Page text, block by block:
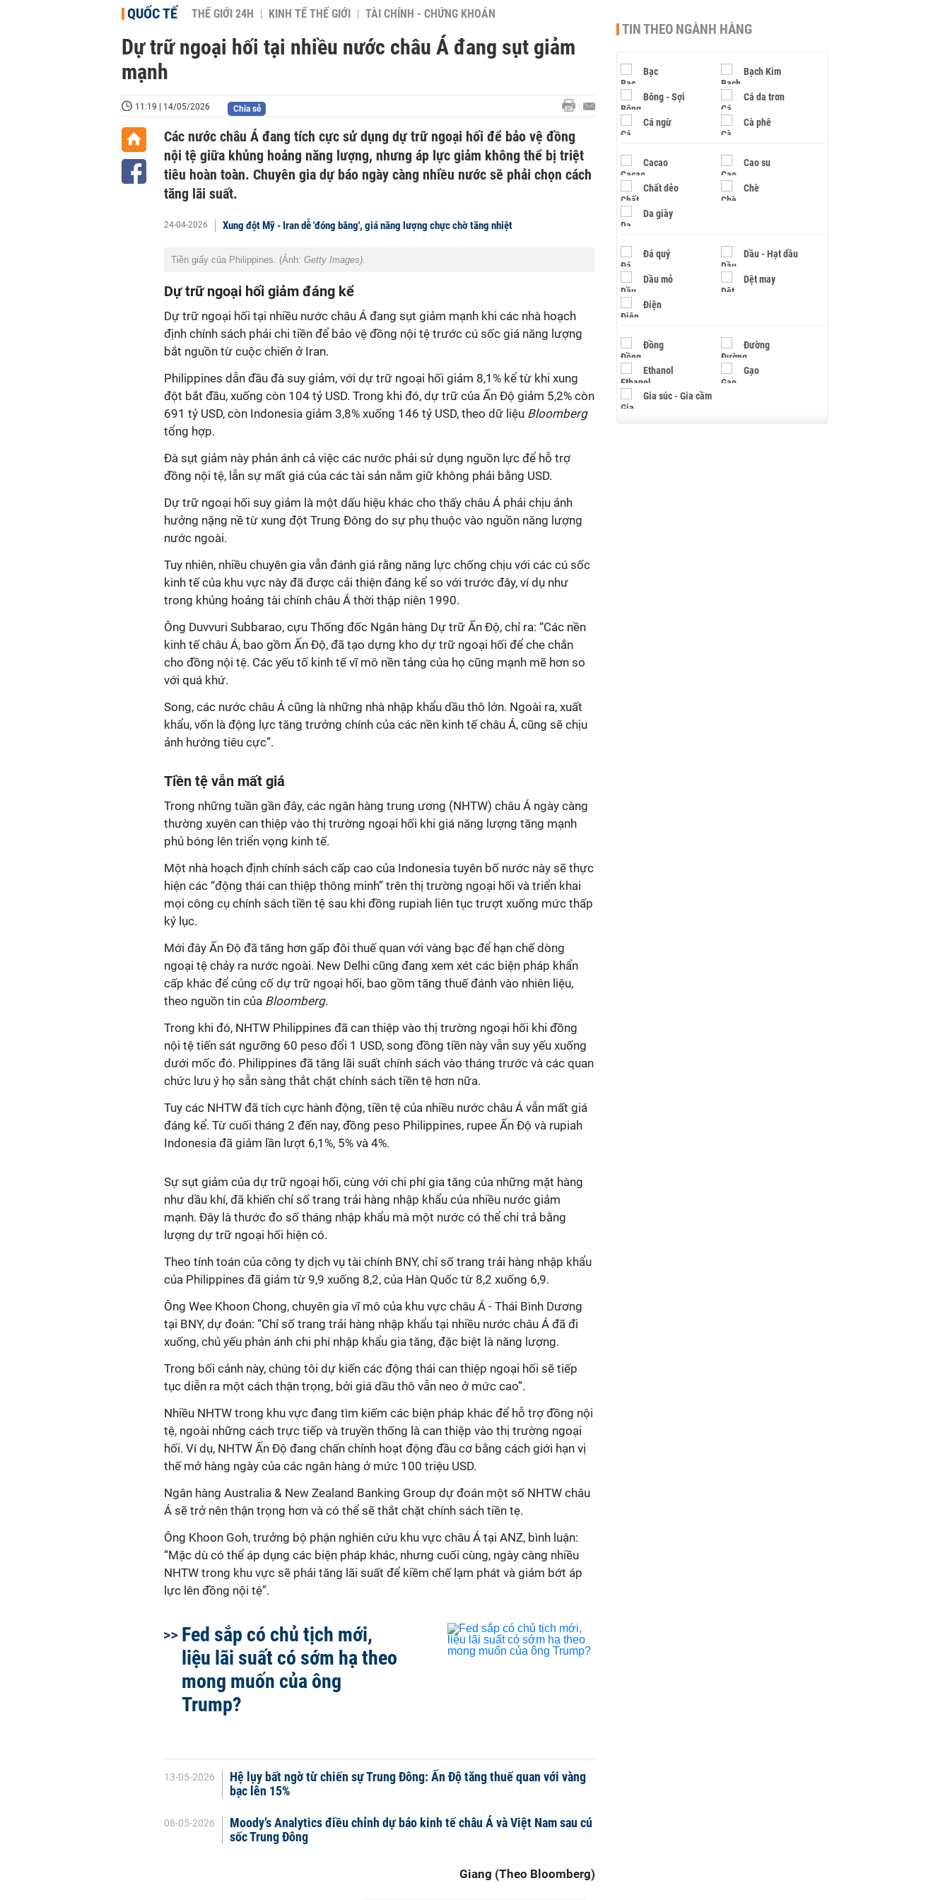
QUỐC TẾ THẾ GIỚI 24H KINH TẾ THẾ GIỚI TÀI CHÍNH - CHỨNG KHOÁN
Dự trữ ngoại hối tại nhiều nước châu Á đang sụt giảm
mạnh
11:19 | 14/05/2026 Chia sẻ
Các nước châu Á đang tích cực sử dụng dự trữ ngoại hối để bảo vệ đồng
nội tệ giữa khủng hoảng năng lượng, nhưng áp lực giảm không thể bị triệt
tiêu hoàn toàn. Chuyên gia dự báo ngày càng nhiều nước sẽ phải chọn cách
tăng lãi suất.
24-04-2026 Xung đột Mỹ - Iran dễ 'đóng băng', giá năng lượng chực chờ tăng nhiệt
Tiền giấy của Philippines. (Ảnh: Getty Images).
Dự trữ ngoại hối giảm đáng kể
Dự trữ ngoại hối tại nhiều nước châu Á đang sụt giảm mạnh khi các nhà hoạch
định chính sách phải chi tiền để bảo vệ đồng nội tệ trước cú sốc giá năng lượng
bắt nguồn từ cuộc chiến ở Iran.
Philippines dẫn đầu đà suy giảm, với dự trữ ngoại hối giảm 8,1% kể từ khi xung
đột bắt đầu, xuống còn 104 tỷ USD. Trong khi đó, dự trữ của Ấn Độ giảm 5,2% còn
691 tỷ USD, còn Indonesia giảm 3,8% xuống 146 tỷ USD, theo dữ liệu Bloomberg
tổng hợp.
Đà sụt giảm này phản ánh cả việc các nước phải sử dụng nguồn lực để hỗ trợ
đồng nội tệ, lẫn sự mất giá của các tài sản nắm giữ không phải bằng USD.
Dự trữ ngoại hối suy giảm là một dấu hiệu khác cho thấy châu Á phải chịu ảnh
hưởng nặng nề từ xung đột Trung Đông do sự phụ thuộc vào nguồn năng lượng
nước ngoài.
Tuy nhiên, nhiều chuyên gia vẫn đánh giá rằng năng lực chống chịu với các cú sốc
kinh tế của khu vực này đã được cải thiện đáng kể so với trước đây, ví dụ như
trong khủng hoảng tài chính châu Á thời thập niên 1990.
Ông Duvvuri Subbarao, cựu Thống đốc Ngân hàng Dự trữ Ấn Độ, chỉ ra: “Các nền
kinh tế châu Á, bao gồm Ấn Độ, đã tạo dựng kho dự trữ ngoại hối để che chắn
cho đồng nội tệ. Các yếu tố kinh tế vĩ mô nền tảng của họ cũng mạnh mẽ hơn so
với quá khứ.
Song, các nước châu Á cũng là những nhà nhập khẩu dầu thô lớn. Ngoài ra, xuất
khẩu, vốn là động lực tăng trưởng chính của các nền kinh tế châu Á, cũng sẽ chịu
ảnh hưởng tiêu cực”.
Tiền tệ vẫn mất giá
Trong những tuần gần đây, các ngân hàng trung ương (NHTW) châu Á ngày càng
thường xuyên can thiệp vào thị trường ngoại hối khi giá năng lượng tăng mạnh
phủ bóng lên triển vọng kinh tế.
Một nhà hoạch định chính sách cấp cao của Indonesia tuyên bố nước này sẽ thực
hiện các “động thái can thiệp thông minh” trên thị trường ngoại hối và triển khai
mọi công cụ chính sách tiền tệ sau khi đồng rupiah liên tục trượt xuống mức thấp
kỷ lục.
Mới đây Ấn Độ đã tăng hơn gấp đôi thuế quan với vàng bạc để hạn chế dòng
ngoại tệ chảy ra nước ngoài. New Delhi cũng đang xem xét các biện pháp khẩn
cấp khác để củng cố dự trữ ngoại hối, bao gồm tăng thuế đánh vào nhiên liệu,
theo nguồn tin của Bloomberg.
Trong khi đó, NHTW Philippines đã can thiệp vào thị trường ngoại hối khi đồng
nội tệ tiến sát ngưỡng 60 peso đổi 1 USD, song đồng tiền này vẫn suy yếu xuống
dưới mốc đó. Philippines đã tăng lãi suất chính sách vào tháng trước và các quan
chức lưu ý họ sẵn sàng thắt chặt chính sách tiền tệ hơn nữa.
Tuy các NHTW đã tích cực hành động, tiền tệ của nhiều nước châu Á vẫn mất giá
đáng kể. Từ cuối tháng 2 đến nay, đồng peso Philippines, rupee Ấn Độ và rupiah
Indonesia đã giảm lần lượt 6,1%, 5% và 4%.
Sự sụt giảm của dự trữ ngoại hối, cùng với chi phí gia tăng của những mặt hàng
như dầu khí, đã khiến chỉ số trang trải hàng nhập khẩu của nhiều nước giảm
mạnh. Đây là thước đo số tháng nhập khẩu mà một nước có thể chi trả bằng
lượng dự trữ ngoại hối hiện có.
Theo tính toán của công ty dịch vụ tài chính BNY, chỉ số trang trải hàng nhập khẩu
của Philippines đã giảm từ 9,9 xuống 8,2, của Hàn Quốc từ 8,2 xuống 6,9.
Ông Wee Khoon Chong, chuyên gia vĩ mô của khu vực châu Á - Thái Bình Dương
tại BNY, dự đoán: “Chỉ số trang trải hàng nhập khẩu tại nhiều nước châu Á đã đi
xuống, chủ yếu phản ánh chi phí nhập khẩu gia tăng, đặc biệt là năng lượng.
Trong bối cảnh này, chúng tôi dự kiến các động thái can thiệp ngoại hối sẽ tiếp
tục diễn ra một cách thận trọng, bởi giá dầu thô vẫn neo ở mức cao”.
Nhiều NHTW trong khu vực đang tìm kiếm các biện pháp khác để hỗ trợ đồng nội
tệ, ngoài những cách trực tiếp và truyền thống là can thiệp vào thị trường ngoại
hối. Ví dụ, NHTW Ấn Độ đang chấn chỉnh hoạt động đầu cơ bằng cách giới hạn vị
thế mở hàng ngày của các ngân hàng ở mức 100 triệu USD.
Ngân hàng Australia & New Zealand Banking Group dự đoán một số NHTW châu
Á sẽ trở nên thận trọng hơn và có thể sẽ thắt chặt chính sách tiền tẹ.
Ông Khoon Goh, trưởng bộ phận nghiên cứu khu vực châu Á tại ANZ, bình luận:
“Mặc dù có thể áp dụng các biện pháp khác, nhưng cuối cùng, ngày càng nhiều
NHTW trong khu vực sẽ phải tăng lãi suất để kiềm chếlạm phát và giảm bớt áp
lực lên đồng nội tệ”.
Fed sắp có chủ tịch mới,
liệu lãi suất có sớm hạ theo
mong muốn của ông
Trump?
13-05-2026
Hệ lụy bất ngờ từ chiến sự Trung Đông: Ấn Độ tăng thuế quan với vàng
bạc lên 15%
08-05-2026
Moody’s Analytics điều chỉnh dự báo kinh tế châu Á và Việt Nam sau cú
sốc Trung Đông
Giang (Theo Bloomberg)
TIN THEO NGÀNH HÀNG
Bạc Bạch Kim
Bông - Sợi Cá da trơn
Cá ngừ Cà phê
Cacao Cao su
Chất dẻo Chè
Da giày
Đá quý Dầu - Hạt dầu
Dầu mỏ Dệt may
Điện
Đồng Đường
Ethanol Gạo
Gia súc - Gia cầm